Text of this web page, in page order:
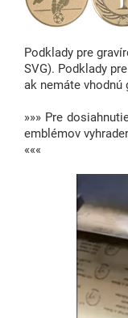
Podklady pre
SVG). Podklady
ak nemáte
»»» Pre
emblémov
«««